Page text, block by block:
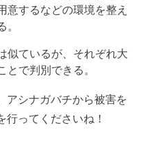
意するなどの環境を整え
似ているが、それぞれ大
とで判別できる。
アシナガバチから被害を
行ってくださいね！